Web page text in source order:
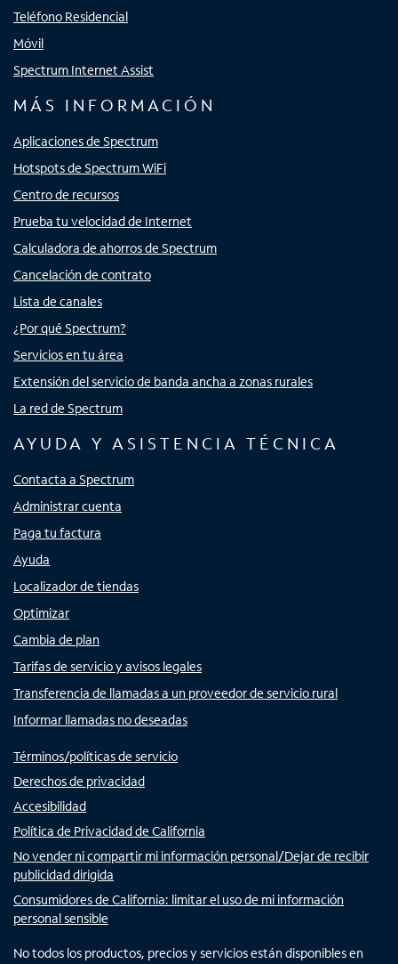
Teléfono Residencial
Móvil
Spectrum Internet Assist
MÁS INFORMACIÓN
Aplicaciones de Spectrum
Hotspots de Spectrum WiFi
Centro de recursos
Prueba tu velocidad de Internet
Calculadora de ahorros de Spectrum
Cancelación de contrato
Lista de canales
¿Por qué Spectrum?
Servicios en tu área
Extensión del servicio de banda ancha a zonas rurales
La red de Spectrum
AYUDA Y ASISTENCIA TÉCNICA
Contacta a Spectrum
Administrar cuenta
Paga tu factura
Ayuda
Localizador de tiendas
Optimizar
Cambia de plan
Tarifas de servicio y avisos legales
Transferencia de llamadas a un proveedor de servicio rural
Informar llamadas no deseadas
Términos/políticas de servicio
Derechos de privacidad
Accesibilidad
Política de Privacidad de California
No vender ni compartir mi información personal/Dejar de recibir
publicidad dirigida
Consumidores de California: limitar el uso de mi información
personal sensible
No todos los productos, precios y servicios están disponibles en